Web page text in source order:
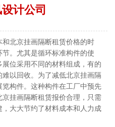
计公司
北京挂画隔断租赁价格的时
。尤其是循环标准构件的使
位采用不同的材料组成，有的
以回收。为了减低北京挂画隔
构件。这种构件在工厂中预先
挂画隔断租赁报价合理，只需
大大节约了材料成本和人力成